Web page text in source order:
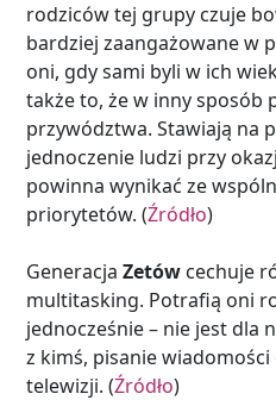
rodziców tej grupy czuje
bardziej zaangażowane w
oni, gdy sami byli w ich
także to, że w inny sposób
przywództwa. Stawiają na
jednoczenie ludzi przy
powinna wynikać ze
priorytetów. (Źródło)
Generacja Zetów cechuje
multitasking. Potrafią oni
jednocześnie – nie jest dla
z kimś, pisanie
telewizji. (Źródło)